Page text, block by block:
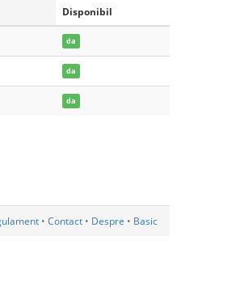
Disponibil
da
da
da
• Contact • Despre • Basic